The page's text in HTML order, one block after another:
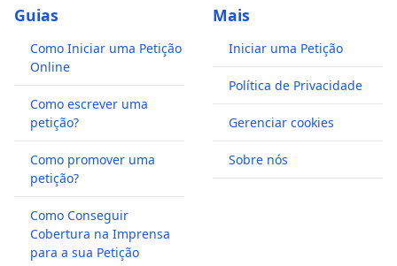
Guias
Como Iniciar uma Petição
Online
Como escrever uma
petição?
Como promover uma
petição?
Como Conseguir
Cobertura na Imprensa
para a sua Petição
Mais
Iniciar uma Petição
Política de Privacidade
Gerenciar cookies
Sobre nós